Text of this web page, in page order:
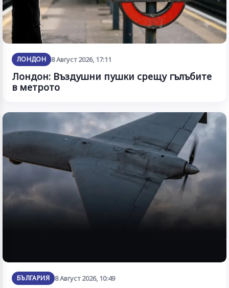
ЛОНДОН 8 Август 2026, 17:11
Лондон: Въздушни пушки срещу гълъбите
в метрото
БЪЛГАРИЯ 8 Август 2026, 10:49